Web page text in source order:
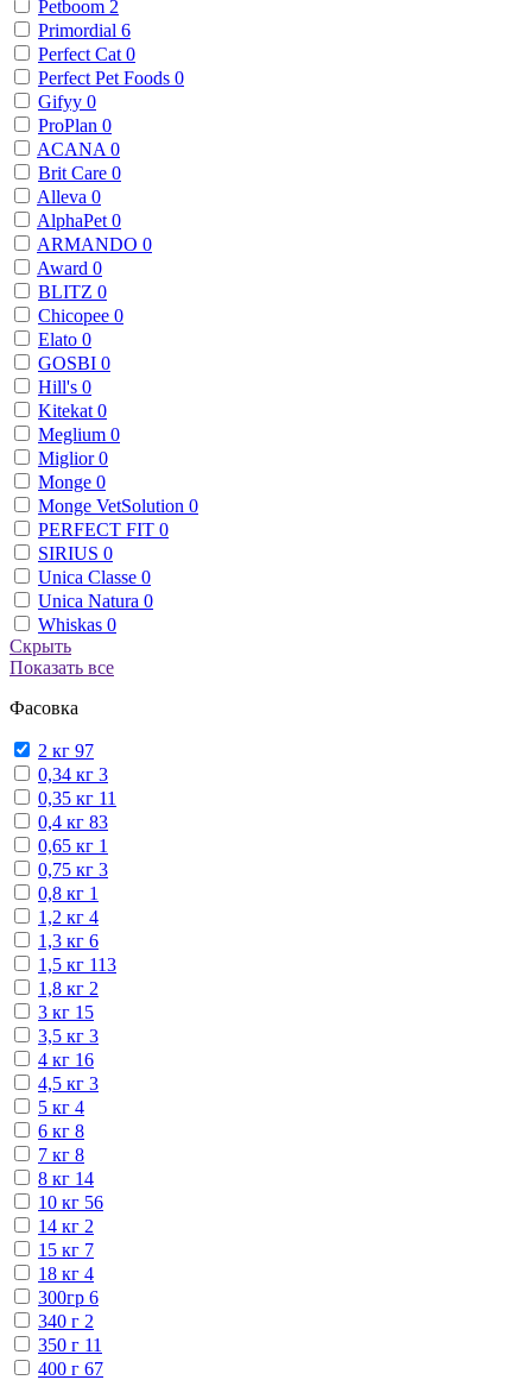
Petboom 2
Primordial 6
Perfect Cat 0
Perfect Pet Foods 0
Gifyy 0
ProPlan 0
ACANA 0
Brit Care 0
Alleva 0
AlphaPet 0
ARMANDO 0
Award 0
BLITZ 0
Chicopee 0
Elato 0
GOSBI 0
Hill's 0
Kitekat 0
Meglium 0
Miglior0
Monge 0
Monge VetSolution 0
PERFECT FIT 0
SIRIUS 0
Unica Classe 0
Unica Natura 0
Whiskas 0
Скрыть
Показать все
Фасовка
2 кг 97
0,34 кг 3
0,35 кг 11
0,4 кг 83
0,65 кг 1
0,75 кг 3
0,8 кг 1
1,2 кг 4
1,3 кг 6
1,5 кг 113
1,8 кг 2
3 кг 15
3,5 кг 3
4 кг 16
4,5 кг 3
5 кг 4
6 кг 8
7 кг 8
8 кг 14
10 кг 56
14 кг 2
15 кг 7
18 кг 4
300гр 6
340 г 2
350 г 11
400 г 67